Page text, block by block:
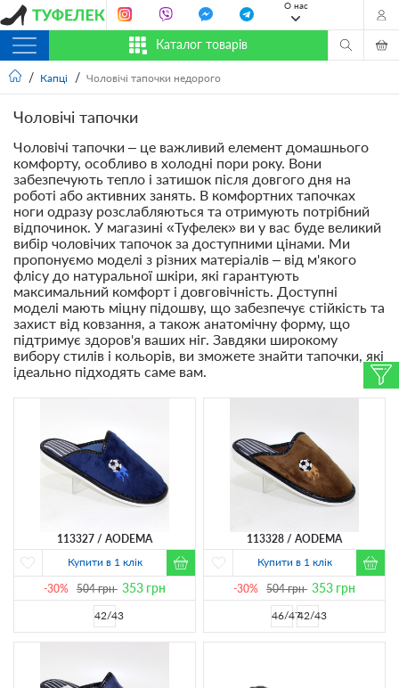
О нас
Каталог товарів
Капці Чоловічі тапочки недорого
Чоловічі тапочки
Чоловічі тапочки – це важливий елемент домашнього
комфорту, особливо в холодні пори року. Вони
забезпечують тепло і затишок після довгого дня на
роботі або активних занять. В комфортних тапочках
ноги одразу розслабляються та отримують потрібний
відпочинок. У магазині «Туфелек» ви у вас буде великий
вибір чоловічих тапочок за доступними цінами. Ми
пропонуємо моделі з різних матеріалів – від м'якого
флісу до натуральної шкіри, які гарантують
максимальний комфорт і довговічність. Доступні
моделі мають міцну підошву, що забезпечує стійкість та
захист від ковзання, а також анатомічну форму, що
підтримує здоров'я ваших ніг. Завдяки широкому
вибору стилів і кольорів, ви зможете знайти тапочки, які
ідеально підходять саме вам.
113327
AODEMA
Купити в 1 клік
-30% 504грн 353грн
42/43
113328
AODEMA
Купити в 1 клік
-30% 504грн 353 грн
46/4742/43